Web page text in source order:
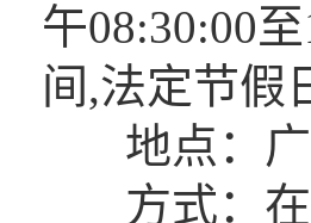
午08:30:00
间,法定节假
地点：广
方式：在